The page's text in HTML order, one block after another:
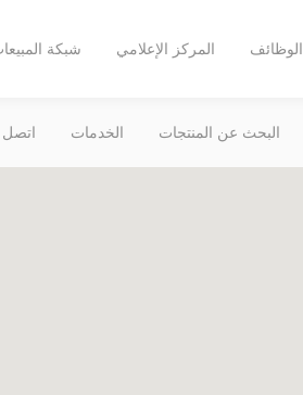
شبكة المركز الإعلامي الوظائف
البحث عن المنتجات الخدمات اتصل